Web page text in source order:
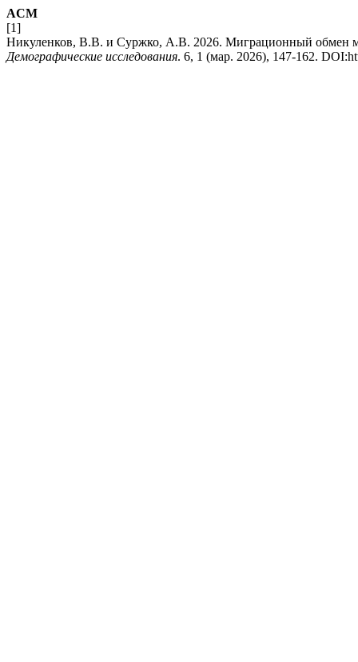
ACM
[1]
Никуленков, В.В. и Суржко, А.В. 2026. Миграционный обмен
Демографические исследования. 6, 1 (мар. 2026), 147-162.